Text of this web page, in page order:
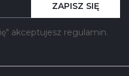
akceptujesz regulamin.
ZAPISZ SIĘ